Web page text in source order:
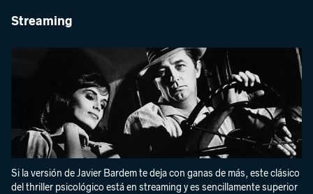
Streaming
Si la versión de Javier Bardem te deja con ganas de más, este clásico
del thriller psicológico está en streaming y es sencillamente superior